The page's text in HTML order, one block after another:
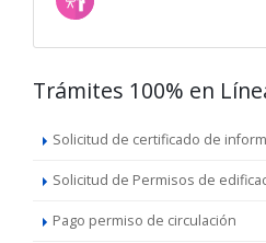
Trámites 100% en
Solicitud de certificado de
Solicitud de Permisos de
Pago permiso de circulación